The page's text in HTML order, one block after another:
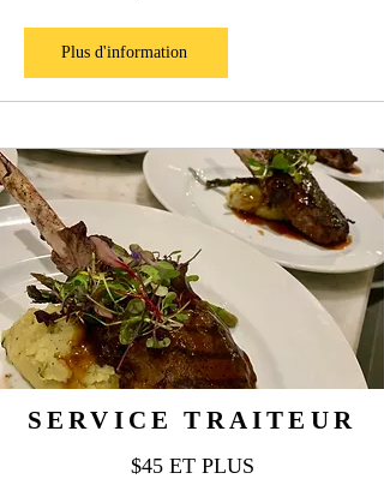
Plus d'information
SERVICE TRAITEUR
$45 ET PLUS